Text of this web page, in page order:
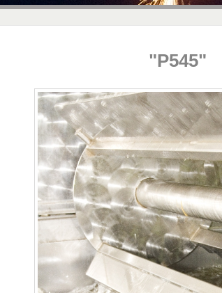
"P545"